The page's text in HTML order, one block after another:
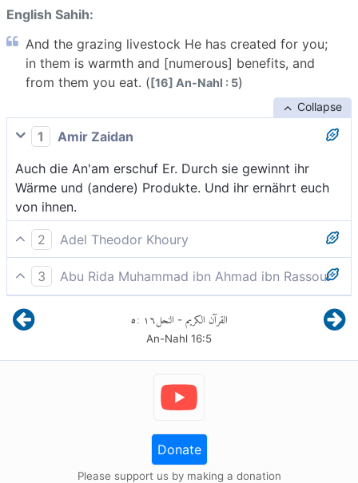
English Sahih:
And the grazing livestock He has created for you;
in them is warmth and [numerous] benefits, and
from them you eat. ([16] An-Nahl : 5)
Collapse
1
Amir Zaidan
Auch die An'am erschuf Er. Durch sie gewinnt ihr
Wärme und (andere) Produkte. Und ihr ernährt euch
von ihnen.
2
Adel Theodor Khoury
Auch hat Er die Herdentiere erschaffen. An ihnen habt
ihr Wärme und, allerlei Nutzen; und ihr könnt davon
essen.
3
Abu Rida Muhammad ibn Ahmad ibn Rassoul
Und das Vieh hat Er erschaffen, ihr habt an ihm
Wärme und Nutzen; und davon esset ihr.
القرآن الكريم - النحل١٦ :٥
An-Nahl 16:5
Donate
Please support us by making a donation